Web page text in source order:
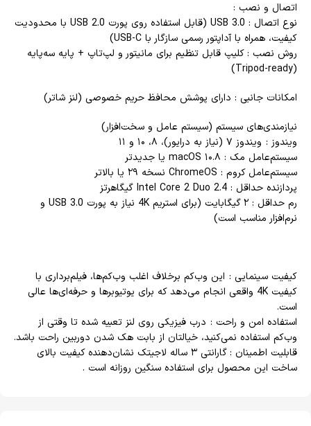
اتصال و نصب :
نوع اتصال : USB 3.0 (قابل استفاده روی پورت USB 2.0 با محدودیت
کیفیت، همراه با آداپتور رسمی سازگار با USB-C)
روش نصب : کلیپ قابل تنظیم برای مانیتور و لپ‌تاپ + پایه سه‌پایه
(Tripod-ready)
امکانات جانبی : دارای پوشش محافظ حریم خصوصی (لنز شاتر)
نیازمندی‌های سیستم (سیستم عامل و سخت‌افزار)
ویندوز : ویندوز ۷ (نیاز به درایور)، ۸، ۱۰ و ۱۱
سیستم‌عامل مک : macOS ۱۰.۸ یا جدیدتر
سیستم‌عامل کروم : ChromeOS نسخه ۲۹ یا بالاتر
پردازنده حداقل : Intel Core 2 Duo 2.4 گیگاهرتز
رم حداقل : ۲ گیگابایت (برای استریم 4K نیاز به پورت USB 3.0 و
نرم‌افزار مناسب است)
کیفیت سینمایی : این وب‌کم برخلاف اغلب وب‌کم‌ها، فیلم‌برداری با
کیفیت 4K واقعی انجام می‌دهد که برای یوتیوبرها و حرفه‌ای‌ها عالی
است.
استفاده امن و راحت : درب فیزیکی روی لنز تعبیه شده تا وقتی از
وب‌کم استفاده نمی‌کنید، خیالتان از بابت هک شدن دوربین راحت باشد.
قابلیت اطمینان : گارانتی ۳ ساله لاجیتک نشان‌دهنده کیفیت بالای
ساخت این محصول برای استفاده سنگین روزانه است .